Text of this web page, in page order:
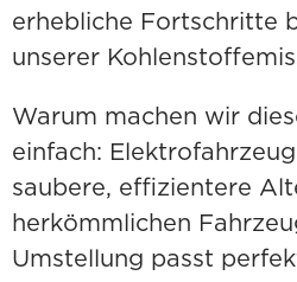
erhebliche Fortschritte
unserer
Warum machen wir
einfach:
saubere, effizientere
herkömmlichen
Umstellung passt